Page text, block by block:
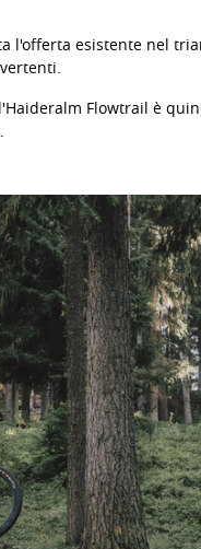
l'offerta esistente nel
Flowtrail è